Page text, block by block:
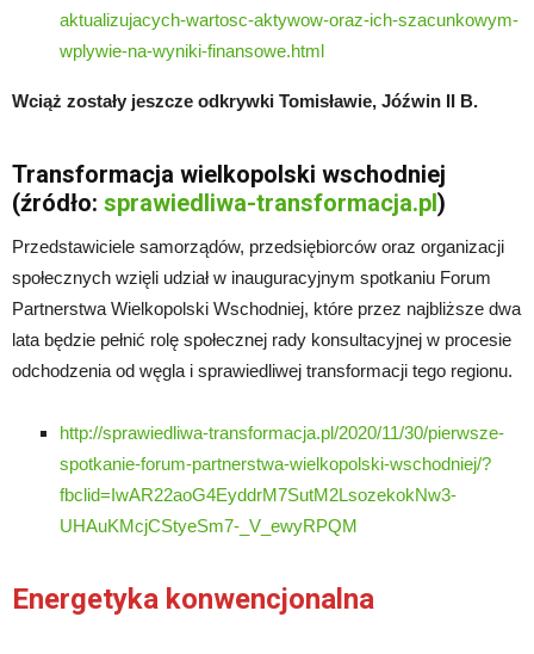
aktualizujacych-wartosc-aktywow-oraz-ich-szacunkowym-
wplywie-na-wyniki-finansowe.html
Wciąż zostały jeszcze odkrywki Tomisławie, Jóźwin II B.
Transformacja wielkopolski wschodniej
(źródło: sprawiedliwa-transformacja.pl)
Przedstawiciele samorządów, przedsiębiorców oraz organizacji
społecznych wzięli udział w inauguracyjnym spotkaniu Forum
Partnerstwa Wielkopolski Wschodniej, które przez najbliższe dwa
lata będzie pełnić rolę społecznej rady konsultacyjnej w procesie
odchodzenia od węgla i sprawiedliwej transformacji tego regionu.
http://sprawiedliwa-transformacja.pl/2020/11/30/pierwsze-
spotkanie-forum-partnerstwa-wielkopolski-wschodniej/?
fbclid=IwAR22aoG4EyddrM7SutM2LsozekokNw3-
UHAuKMcjCStyeSm7-_V_ewyRPQM
Energetyka konwencjonalna